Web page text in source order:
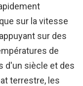
sur la vitesse
sur des
de
d'un siècle et des
terrestre, les